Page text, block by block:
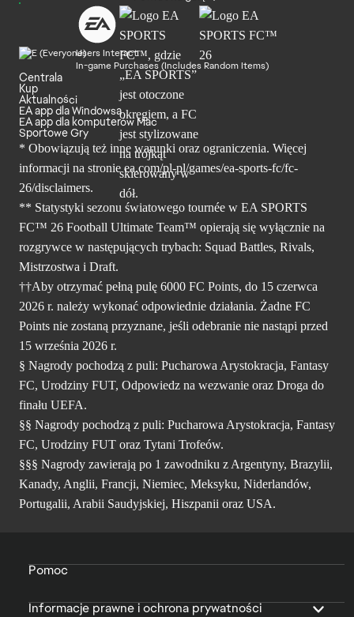
Users Interact
In-game Purchases (Includes Random Items)
Centrala
Kup
Aktualności
EA app dla Windowsa
EA app dla komputerów Mac
Sportowe Gry
* Obowiązują też inne warunki oraz ograniczenia. Więcej
informacji na stronie ea.com/pl-pl/games/ea-sports-fc/fc-
26/disclaimers.
** Statystyki sezonu światowego tournée w EA SPORTS
FC™ 26 Football Ultimate Team™ opierają się wyłącznie na
rozgrywce w następujących trybach: Squad Battles, Rivals,
Mistrzostwa i Draft.
††Aby otrzymać pełną pulę 6000 FC Points, do 15 czerwca
2026 r. należy wykonać odpowiednie działania. Żadne FC
Points nie zostaną przyznane, jeśli odebranie nie nastąpi przed
15 września 2026 r.
§ Nagrody pochodzą z puli: Pucharowa Arystokracja, Fantasy
FC, Urodziny FUT, Odpowiedz na wezwanie oraz Droga do
finału UEFA.
§§ Nagrody pochodzą z puli: Pucharowa Arystokracja, Fantasy
FC, Urodziny FUT oraz Tytani Trofeów.
§§§ Nagrody zawierają po 1 zawodniku z Argentyny, Brazylii,
Kanady, Anglii, Francji, Niemiec, Meksyku, Niderlandów,
Portugalii, Arabii Saudyjskiej, Hiszpanii oraz USA.
Pomoc
Informacje prawne i ochrona prywatności